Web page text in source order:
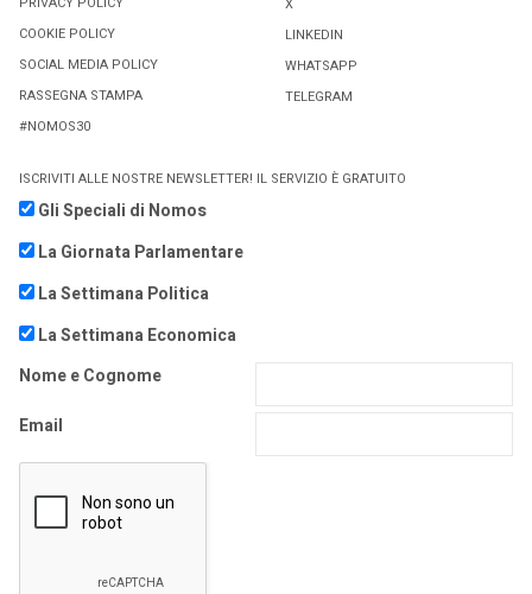
COOKIE POLICY
SOCIAL MEDIA POLICY
RASSEGNA STAMPA
#NOMOS30
LINKEDIN
WHATSAPP
TELEGRAM
ISCRIVITI ALLE NOSTRE NEWSLETTER! IL SERVIZIO È GRATUITO
Gli Speciali di Nomos
La Giornata Parlamentare
La Settimana Politica
La Settimana Economica
Nome e Cognome
Email